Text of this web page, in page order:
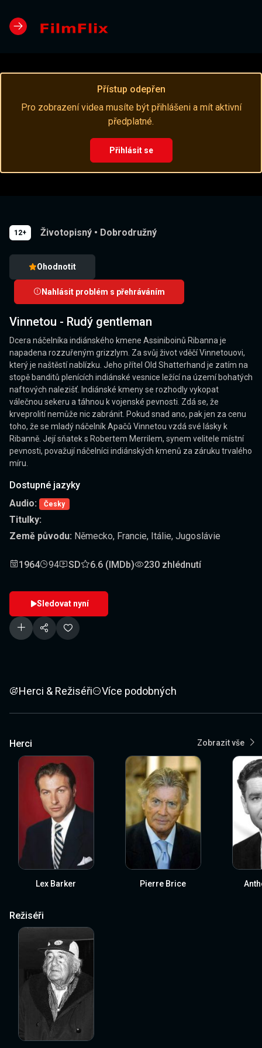
Přístup odepřen
Pro zobrazení videa musíte být přihlášeni a mít aktivní
předplatné.
Přihlásit se
12+ Životopisný • Dobrodružný
Ohodnotit
Nahlásit problém s přehráváním
Vinnetou - Rudý gentleman
Dcera náčelníka indiánského kmene Assiniboinů Ribanna je
napadena rozzuřeným grizzlym. Za svůj život vděčí Vinnetouovi,
který je naštěstí nablízku. Jeho přítel Old Shatterhand je zatím na
stopě banditů plenících indiánské vesnice ležící na území bohatých
naftových nalezišť. Indiánské kmeny se rozhodly vykopat
válečnou sekeru a táhnou k vojenské pevnosti. Zdá se, že
krveprolití nemůže nic zabránit. Pokud snad ano, pak jen za cenu
toho, že se mladý náčelník Apačů Vinnetou vzdá své lásky k
Ribanně. Její sňatek s Robertem Merrilem, synem velitele místní
pevnosti, považují náčelníci indiánských kmenů za záruku trvalého
míru.
Dostupné jazyky
Audio:
Česky
Titulky:
Země původu: Německo, Francie, Itálie, Jugoslávie
1964 94 SD 6.6 (IMDb) 230 zhlédnutí
Sledovat nyní
Herci & Režiséři Více podobných
Herci Zobrazit vše
Lex Barker Pierre Brice
Režiséři